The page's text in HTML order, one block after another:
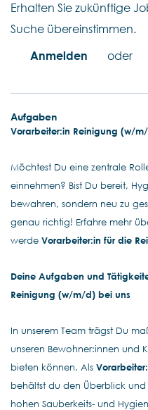
Erhalten Sie zukünftige
Suche übereinstimmen.
Anmelden
oder
Aufgaben
Vorarbeiter:in Reinigung (w/
Möchtest Du eine zentrale
einnehmen? Bist Du bereit,
bewahren, sondern neu zu
genau richtig! Erfahre mehr
werde Vorarbeiter:in für die
Deine Aufgaben und
Reinigung (w/m/d) bei uns
In unserem Team trägst Du
unseren Bewohner:innen und
bieten können. Als
behältst du den Überblick und
hohen Sauberkeits- und